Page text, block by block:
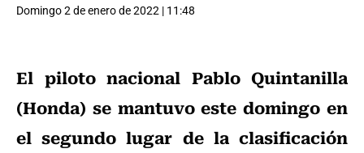
Domingo 2 de enero de 2022 | 11:48
El piloto nacional Pablo Quintanilla
(Honda) se mantuvo este domingo en
el segundo lugar de la clasificación